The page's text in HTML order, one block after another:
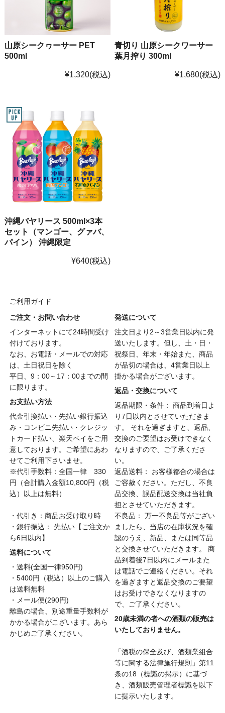
山原シークヮーサー PET
500ml
¥1,320(税込)
青切り 山原シークワーサー
葉月搾り 300ml
¥1,680(税込)
沖縄バヤリース 500ml×3本
セット（マンゴー、グァバ、
パイン） 沖縄限定
¥640(税込)
ご利用ガイド
ご注文・お問い合わせ
インターネットにて24時間受け
付けております。
なお、お電話・メールでの対応
は、土日祝日を除く
平日、9：00～17：00までの間
に限ります。
お支払い方法
代金引換払い・先払い銀行振込
み・コンビニ先払い・クレジッ
トカード払い、楽天ペイをご用
意しております。ご希望にあわ
せてご利用下さいませ。
※代引手数料：全国一律 330
円（合計購入金額10,800円（税
込）以上は無料）
・代引き：商品お受け取り時
・銀行振込： 先払い【ご注文か
ら6日以内】
送料について
・送料(全国一律950円)
・5400円（税込）以上のご購入
は送料無料
・メール便(290円)
離島の場合、別途重量手数料が
かかる場合がこざいます。あら
かじめご了承ください。
発送について
注文日より2～3営業日以内に発
送いたします。但し、土・日・
祝祭日、年末・年始また、商品
が品切の場合は、4営業日以上
掛かる場合がございます。
返品・交換について
返品期限・条件： 商品到着日よ
り7日以内とさせていただきま
す。 それを過ぎますと、返品、
交換のご要望はお受けできなく
なりますので、ご了承くださ
い。
返品送料： お客様都合の場合は
ご容赦ください。ただし、不良
品交換、誤品配送交換は当社負
担とさせていただきます。
不良品： 万一不良品等がござい
ましたら、当店の在庫状況を確
認のうえ、新品、または同等品
と交換させていただきます。 商
品到着後7日以内にメールまた
は電話でご連絡ください。それ
を過ぎますと返品交換のご要望
はお受けできなくなりますの
で、ご了承ください。
20歳未満の者への酒類の販売は
いたしておりません。
「酒税の保全及び、酒類業組合
等に関する法律施行規則」第11
条の18（標識の掲示）に基づ
き、酒類販売管理者標識を以下
に提示いたします。